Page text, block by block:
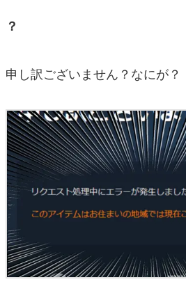
？
申し訳ございません？なにが？